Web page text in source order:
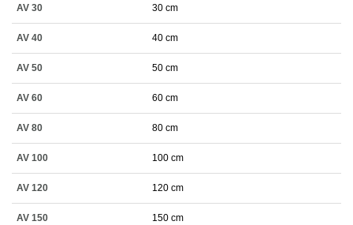
AV 30 30 cm
AV 40 40 cm
AV 50 50 cm
AV 60 60 cm
AV 80 80 cm
AV 100 100 cm
AV 120 120 cm
AV 150 150 cm